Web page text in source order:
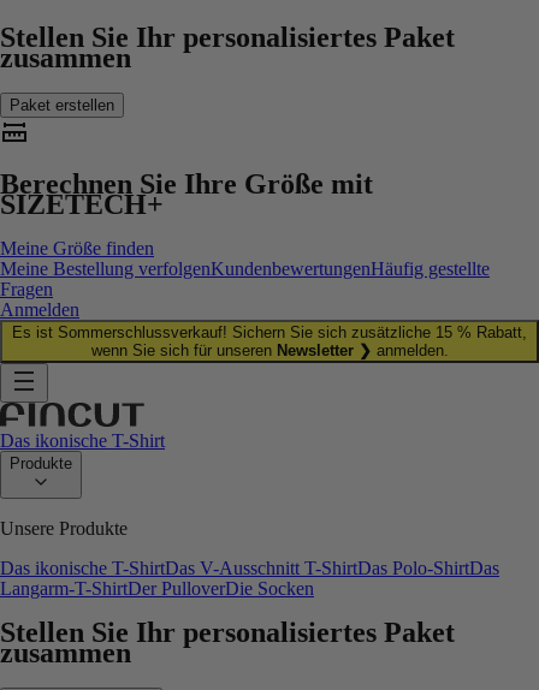
Stellen Sie Ihr personalisiertes Paket
zusammen
Paket erstellen
Berechnen Sie Ihre Größe mit
SIZETECH+
Meine Größe finden
Meine Bestellung verfolgenKundenbewertungenHäufig gestellte
Fragen
Anmelden
Es ist Sommerschlussverkauf! Sichern Sie sich zusätzliche 15 % Rabatt,
wenn Sie sich für unseren Newsletter ❯ anmelden.
Das ikonische T-Shirt
Produkte
Unsere Produkte
Das ikonische T-ShirtDas V-Ausschnitt T-ShirtDas Polo-ShirtDas
Langarm-T-ShirtDer PulloverDie Socken
Stellen Sie Ihr personalisiertes Paket
zusammen